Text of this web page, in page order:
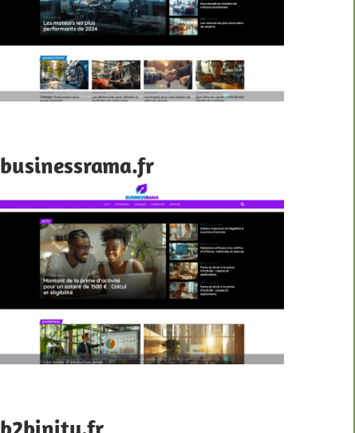
businessrama.fr